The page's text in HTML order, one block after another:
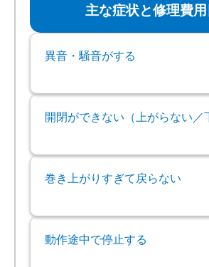
主な症状と修理費
異音・騒音がする
開閉ができない（上がらない／
巻き上がりすぎて戻らない
動作途中で停止する